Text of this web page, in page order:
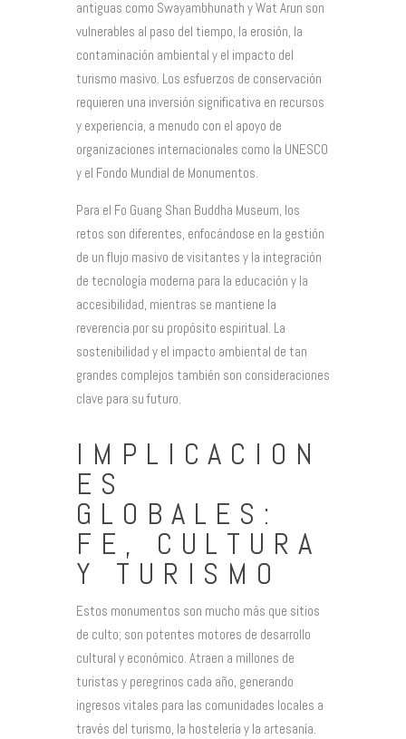
antiguas como Swayambhunath y Wat Arun son
vulnerables al paso del tiempo, la erosión, la
contaminación ambiental y el impacto del
turismo masivo. Los esfuerzos de conservación
requieren una inversión significativa en recursos
y experiencia, a menudo con el apoyo de
organizaciones internacionales como la UNESCO
y el Fondo Mundial de Monumentos.
Para el Fo Guang Shan Buddha Museum, los
retos son diferentes, enfocándose en la gestión
de un flujo masivo de visitantes y la integración
de tecnología moderna para la educación y la
accesibilidad, mientras se mantiene la
reverencia por su propósito espiritual. La
sostenibilidad y el impacto ambiental de tan
grandes complejos también son consideraciones
clave para su futuro.
IMPLICACION
ES
GLOBALES:
FE, CULTURA
Y TURISMO
Estos monumentos son mucho más que sitios
de culto; son potentes motores de desarrollo
cultural y económico. Atraen a millones de
turistas y peregrinos cada año, generando
ingresos vitales para las comunidades locales a
través del turismo, la hostelería y la artesanía.